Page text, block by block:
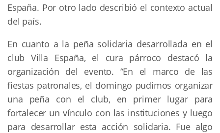
España. Por otro lado describió el contexto actual
del país.
En cuanto a la peña solidaria desarrollada en el
club Villa España, el cura párroco destacó la
organización del evento. “En el marco de las
fiestas patronales, el domingo pudimos organizar
una peña con el club, en primer lugar para
fortalecer un vínculo con las instituciones y luego
para desarrollar esta acción solidaria. Fue algo